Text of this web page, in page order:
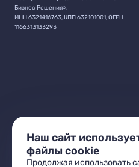
Бизнес Решения».
ИНН 6321416763, КПП 632101001, ОГРН
1166313133293
Наш сайт
файлы cookie
Продолжая использовать